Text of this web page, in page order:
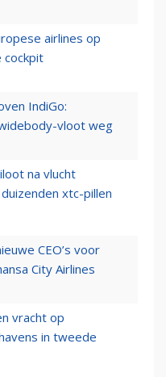
airlines op
cockpit
IndiGo:
vloot weg
na vlucht
xtc-pillen
CEO’s voor
City Airlines
vracht op
in tweede